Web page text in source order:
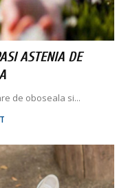
ASTENIA DE
de oboseala si...